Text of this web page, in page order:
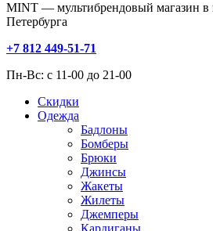
MINT — мультибрендовый магазин в
Петербурга
+7 812 449-51-71
Пн-Вс: с 11-00 до 21-00
Скидки
Одежда
Бадлоны
Бомберы
Брюки
Джинсы
Жакеты
Жилеты
Джемперы
Кардиганы